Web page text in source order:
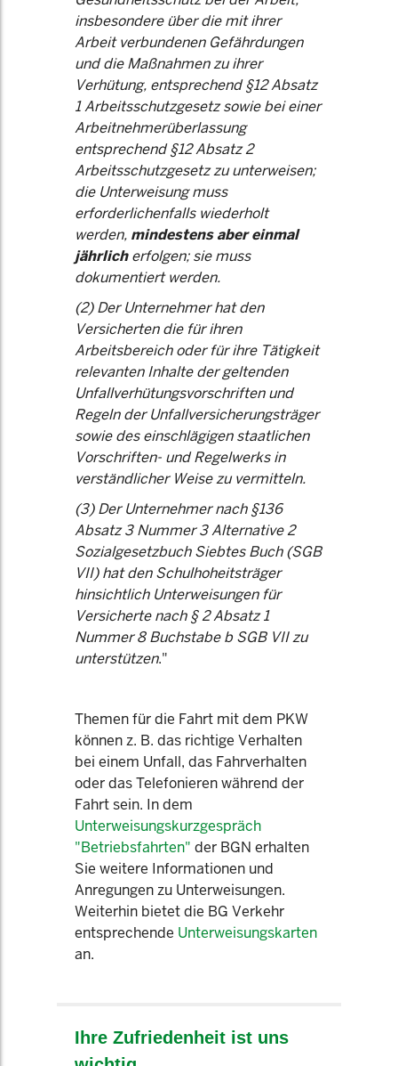
insbesondere über die mit ihrer
Arbeit verbundenen Gefährdungen
und die Maßnahmen zu ihrer
Verhütung, entsprechend §12 Absatz
1 Arbeitsschutzgesetz sowie bei einer
Arbeitnehmerüberlassung
entsprechend §12 Absatz 2
Arbeitsschutzgesetz zu unterweisen;
die Unterweisung muss
erforderlichenfalls wiederholt
werden, mindestens aber einmal
jährlicherfolgen; sie muss
dokumentiert werden.
(2) Der Unternehmer hat den
Versicherten die für ihren
Arbeitsbereich oder für ihre Tätigkeit
relevanten Inhalte der geltenden
Unfallverhütungsvorschriften und
Regeln der Unfallversicherungsträger
sowie des einschlägigen staatlichen
Vorschriften- und Regelwerks in
verständlicher Weise zu vermitteln.
(3) Der Unternehmer nach §136
Absatz 3 Nummer 3 Alternative 2
Sozialgesetzbuch Siebtes Buch (SGB
VII) hat den Schulhoheitsträger
hinsichtlich Unterweisungen für
Versicherte nach § 2 Absatz 1
Nummer 8 Buchstabe b SGB VII zu
unterstützen."
Themen für die Fahrt mit dem PKW
können z. B. das richtige Verhalten
bei einem Unfall, das Fahrverhalten
oder das Telefonieren während der
Fahrt sein. In dem
Unterweisungskurzgespräch
"Betriebsfahrten" der BGN erhalten
Sie weitere Informationen und
Anregungen zu Unterweisungen.
Weiterhin bietet die BG Verkehr
entsprechende Unterweisungskarten
an.